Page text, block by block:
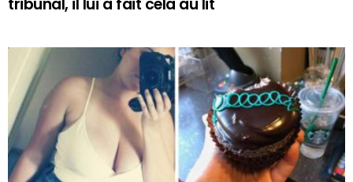
tribunal, il lui a fait cela au lit